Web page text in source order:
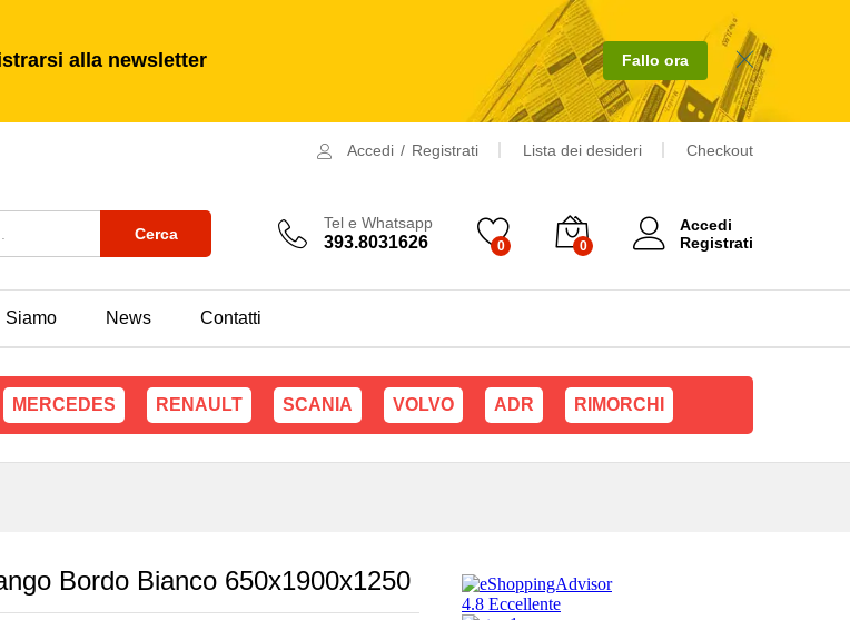
alla newsletter Fallo ora
Accedi / Registrati Lista dei desideri Checkout
Cerca
Tel e Whatsapp
393.8031626 0 0
Accedi
Registrati
Siamo News Contatti
MERCEDES RENAULT SCANIA VOLVO ADR RIMORCHI
Bordo Bianco 650x1900x1250
Aggiungi al carrello